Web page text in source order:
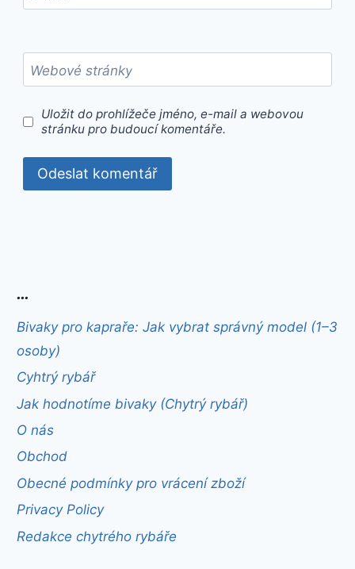
Webové stránky
Uložit do prohlížeče jméno, e-mail a webovou
stránku pro budoucí komentáře.
…
Bivaky pro kapraře: Jak vybrat správný model (1–3
osoby)
Cyhtrý rybář
Jak hodnotíme bivaky (Chytrý rybář)
O nás
Obchod
Obecné podmínky pro vrácení zboží
Privacy Policy
Redakce chytrého rybáře